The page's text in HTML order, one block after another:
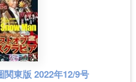
東版 2022年12/9号